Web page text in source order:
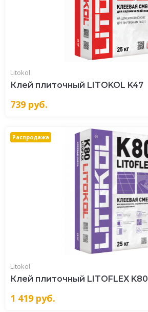
Litokol
Клей плиточный LITOKOL K47
739 руб.
Распродажа
Litokol
Клей плиточный LITOFLEX K80
1 419 руб.